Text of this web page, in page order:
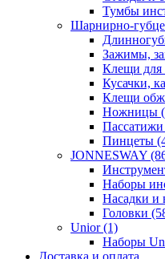
Тумбы
Шарнирно-
Зажимы,
Клещи для
Кусачки,
Клещи
Ножницы
Пинцеты
JONNESWAY
Наборы
Насадки и
Головки
Unior (1)
Наборы
Доставка и оплата